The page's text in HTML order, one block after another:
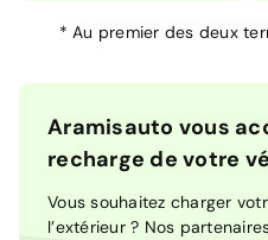
*Au premier des deux
Aramisauto vous
recharge de votre
Vous souhaitez charger
l’extérieur ? Nos